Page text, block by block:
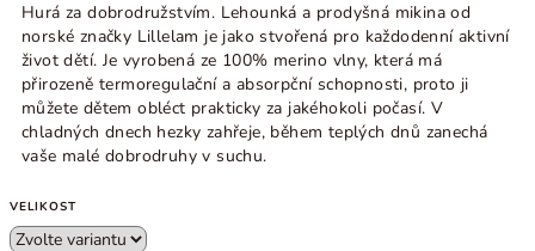
Hurá za dobrodružstvím. Lehounká a prodyšná mikina od
norské značky Lillelam je jako stvořená pro každodenní aktivní
život dětí. Je vyrobená ze 100% merino vlny, která má
přirozeně termoregulační a absorpční schopnosti, proto ji
můžete dětem obléct prakticky za jakéhokoli počasí. V
chladných dnech hezky zahřeje, během teplých dnů zanechá
vaše malé dobrodruhy v suchu.
VELIKOST